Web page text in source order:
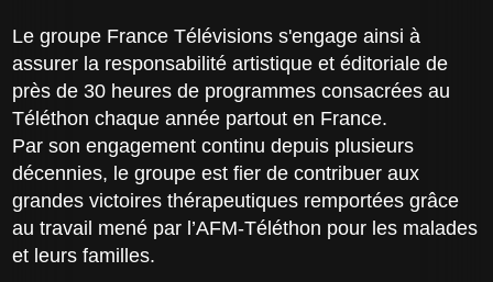
Le groupe France Télévisions s'engage ainsi à
assurer la responsabilité artistique et éditoriale de
près de 30 heures de programmes consacrées au
Téléthon chaque année partout en France.
Par son engagement continu depuis plusieurs
décennies, le groupe est fier de contribuer aux
grandes victoires thérapeutiques remportées grâce
au travail mené par l’AFM-Téléthon pour les malades
et leurs familles.